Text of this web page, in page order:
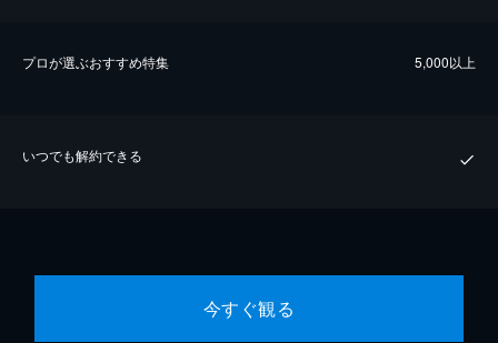
プロが選ぶおすすめ特集 5,000以上
いつでも解約できる
今すぐ観る